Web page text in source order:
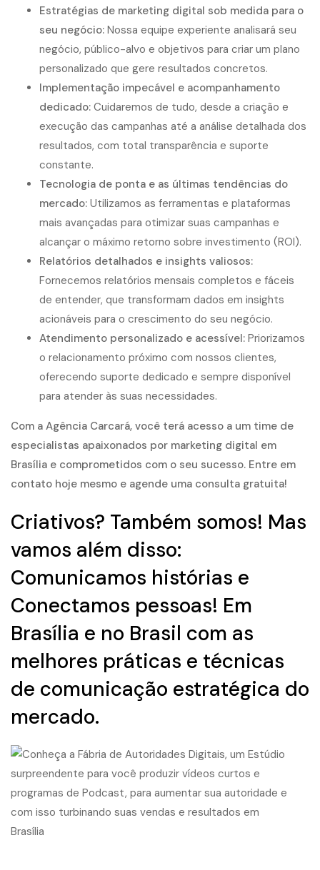
Estratégias de marketing digital sob medida para o
seu negócio: Nossa equipe experiente analisará seu
negócio, público-alvo e objetivos para criar um plano
personalizado que gere resultados concretos.
Implementação impecável e acompanhamento
dedicado: Cuidaremos de tudo, desde a criação e
execução das campanhas até a análise detalhada dos
resultados, com total transparência e suporte
constante.
Tecnologia de ponta e as últimas tendências do
mercado: Utilizamos as ferramentas e plataformas
mais avançadas para otimizar suas campanhas e
alcançar o máximo retorno sobre investimento (ROI).
Relatórios detalhados e insights valiosos:
Fornecemos relatórios mensais completos e fáceis
de entender, que transformam dados em insights
acionáveis para o crescimento do seu negócio.
Atendimento personalizado e acessível: Priorizamos
o relacionamento próximo com nossos clientes,
oferecendo suporte dedicado e sempre disponível
para atender às suas necessidades.
Com a Agência Carcará, você terá acesso a um time de
especialistas apaixonados por marketing digital em
Brasília e comprometidos com o seu sucesso. Entre em
contato hoje mesmo e agende uma consulta gratuita!
Criativos? Também somos! Mas
vamos além disso:
Comunicamos histórias e
Conectamos pessoas! Em
Brasília e no Brasil com as
melhores práticas e técnicas
de comunicação estratégica do
mercado.